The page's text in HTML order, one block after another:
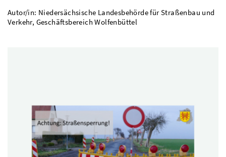
Autor/in: Niedersächsische Landesbehörde für Straßenbau und
Verkehr, Geschäftsbereich Wolfenbüttel